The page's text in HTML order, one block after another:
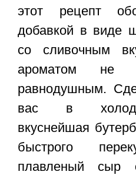
этот рецепт
добавкой в виде
со сливочным
ароматом не
равнодушным.
вас в
вкуснейшая
быстрого
плавленый сыр